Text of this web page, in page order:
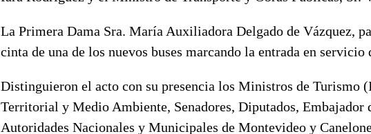
La Primera Dama Sra. María Auxiliadora Delgado de Vázquez,
cinta de una de los nuevos buses marcando la entrada en servicio
Distinguieron el acto con su presencia los Ministros de Turismo
Territorial y Medio Ambiente, Senadores, Diputados, Embajador
Autoridades Nacionales y Municipales de Montevideo y